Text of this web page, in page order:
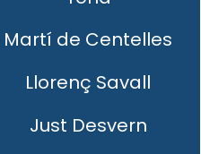
Martí de Centelles
Llorenç Savall
Just Desvern